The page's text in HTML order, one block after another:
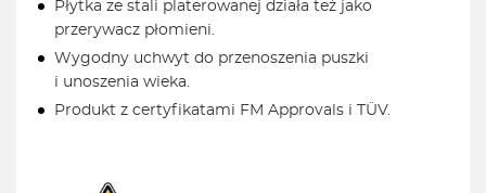
Płytka ze stali platerowanej działa też jako
przerywacz płomieni.
Wygodny uchwyt do przenoszenia puszki
i unoszenia wieka.
Produkt z certyfikatami FM Approvals i TÜV.